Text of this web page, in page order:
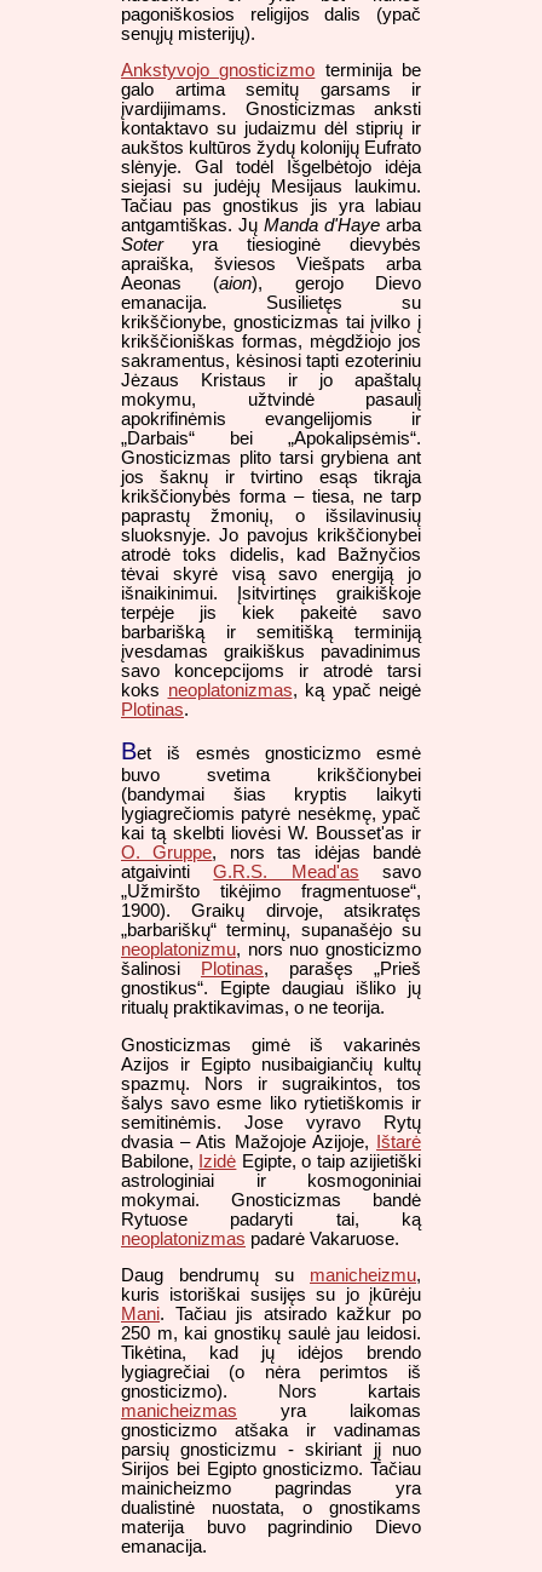
pagoniškosios religijos dalis (ypač
senųjų misterijų).
Ankstyvojo gnosticizmo terminija be
galo artima semitų garsams ir
įvardijimams. Gnosticizmas anksti
kontaktavo su judaizmu dėl stiprių ir
aukštos kultūros žydų kolonijų Eufrato
slėnyje. Gal todėl Išgelbėtojo idėja
siejasi su judėjų Mesijaus laukimu.
Tačiau pas gnostikus jis yra labiau
antgamtiškas. Jų Manda d'Haye arba
Soteryra tiesioginė dievybės
apraiška, šviesos Viešpats arba
Aeonas (aion), gerojo Dievo
emanacija. Susilietęs su
krikščionybe, gnosticizmas tai įvilko į
krikščioniškas formas, mėgdžiojo jos
sakramentus, kėsinosi tapti ezoteriniu
Jėzaus Kristaus ir jo apaštalų
mokymu, užtvindė pasaulį
apokrifinėmis evangelijomis ir
„Darbais“ bei „Apokalipsėmis“.
Gnosticizmas plito tarsi grybiena ant
jos šaknų ir tvirtino esąs tikrąja
krikščionybės forma – tiesa, ne tarp
paprastų žmonių, o išsilavinusių
sluoksnyje. Jo pavojus krikščionybei
atrodė toks didelis, kad Bažnyčios
tėvai skyrė visą savo energiją jo
išnaikinimui. Įsitvirtinęs graikiškoje
terpėje jis kiek pakeitė savo
barbarišką ir semitišką terminiją
įvesdamas graikiškus pavadinimus
savo koncepcijoms ir atrodė tarsi
koks neoplatonizmas, ką ypač neigė
Plotinas.
Bet iš esmės gnosticizmo esmė
buvo svetima krikščionybei
(bandymai šias kryptis laikyti
lygiagrečiomis patyrė nesėkmę, ypač
kai tą skelbti liovėsi W. Bousset'as ir
O. Gruppe, nors tas idėjas bandė
atgaivintiG.R.S. Mead'as savo
„Užmiršto tikėjimo fragmentuose“,
1900). Graikų dirvoje, atsikratęs
„barbariškų“ terminų, supanašėjo su
neoplatonizmu, nors nuo gnosticizmo
šalinosi
Plotinas, parašęs „Prieš
gnostikus“. Egipte daugiau išliko jų
ritualų praktikavimas, o ne teorija.
Gnosticizmas gimė iš vakarinės
Azijos ir Egipto nusibaigiančių kultų
spazmų. Nors ir sugraikintos, tos
šalys savo esme liko rytietiškomis ir
semitinėmis. Jose vyravo Rytų
dvasia – Atis Mažojoje Azijoje,
Ištarė
Babilone, Izidė Egipte, o taip azijietiški
astrologiniai ir kosmogoniniai
mokymai. Gnosticizmas bandė
Rytuose padaryti tai, ką
neoplatonizmas padarė Vakaruose.
Daug bendrumų su manicheizmu,
kuris istoriškai susijęs su jo įkūrėju
Mani. Tačiau jis atsirado kažkur po
250 m, kai gnostikų saulė jau leidosi.
Tikėtina, kad jų idėjos brendo
lygiagrečiai (o nėra perimtos iš
gnosticizmo). Nors kartais
manicheizmas yra laikomas
gnosticizmo atšaka ir vadinamas
parsių gnosticizmu - skiriant jį nuo
Sirijos bei Egipto gnosticizmo. Tačiau
mainicheizmo pagrindas yra
dualistinė nuostata, o gnostikams
materija buvo pagrindinio Dievo
emanacija.